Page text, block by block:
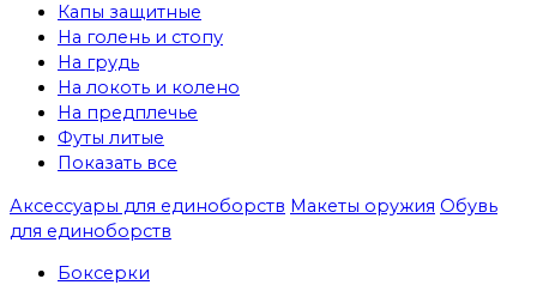
Капы защитные
На голень и стопу
На грудь
На локоть и колено
На предплечье
Футы литые
Показать все
Аксессуары для единоборств Макеты оружия Обувь
для единоборств
Боксерки